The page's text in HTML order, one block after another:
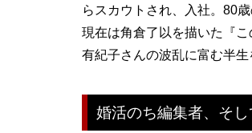
らスカウトされ、入社。80
現在は角倉了以を描いた『
有紀子さんの波乱に富む半生
婚活のち編集者、そ